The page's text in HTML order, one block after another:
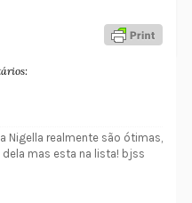
Nigella realmente são ótimas,
mas esta na lista! bjss